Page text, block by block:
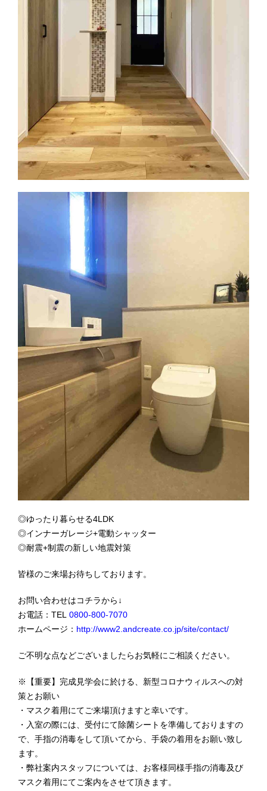
◎ゆったり暮らせる4LDK
◎インナーガレージ+電動シャッター
◎耐震+制震の新しい地震対策
皆様のご来場お待ちしております。
お問い合わせはコチラから↓
お電話：TEL0800-800-7070
ホームページ： http://www2.andcreate.co.jp/site/contact/
ご不明な点などございましたらお気軽にご相談ください。
※【重要】完成見学会に於ける、新型コロナウィルスへの対
策とお願い
・マスク着用にてご来場頂けますと幸いです。
・入室の際には、受付にて除菌シートを準備しておりますの
で、手指の消毒をして頂いてから、手袋の着用をお願い致し
ます。
・弊社案内スタッフについては、お客様同様手指の消毒及び
マスク着用にてご案内をさせて頂きます。